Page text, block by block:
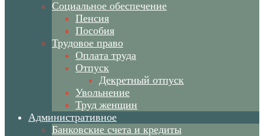
Социальное обеспечение
Пенсия
Пособия
Трудовое право
Оплата труда
Отпуск
Декретный отпуск
Увольнение
Труд женщин
Административное
Банковские счета и кредиты